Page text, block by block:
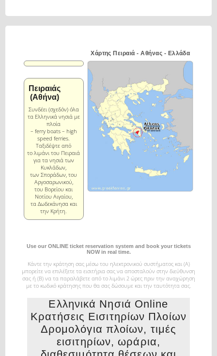
Πειραιάς
(Αθήνα)
Συνδέει (σχεδόν) όλα
τα Ελληνικά νησιά με
πλοία
– ferry boats – high
speed ferries.
Ταξιδέψτε από
το λιμάνι του Πειραιά
για τα νησιά των
Κυκλάδων,
των Σποράδων, του
Αργοσαρωνικού,
του Βορείου και
Νοτίου Αιγαίου,
τα Δωδεκάνησα και
την Κρήτη.
Χάρτης Πειραιά - Αθήνας - Ελλάδα
Use our ONLINE ticket reservation system and book your tickets
NOW in real time.
Κάντε την κράτηση σας μέσω του ηλεκτρονικού συστήματος και (Α)
μπορείτε να επιλέξετε τα εισιτήρια σας να αποσταλούν στην διεύθυνση
σας ή (Β) να τα παραλάβετε από το λιμάνι 2 ώρες πριν την αναχώρηση
με το κωδικό κράτησης που θα σας δώσουμε και την ταυτότητα σας.
Ελληνικά Νησιά Online
Κρατήσεις Εισιτηρίων Πλοίων
Δρομολόγια πλοίων, τιμές
εισιτηρίων, ωράρια,